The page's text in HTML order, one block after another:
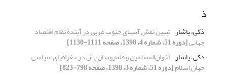
ذ
ذکی، یاشار تبیین نقش آسیای جنوب غربی در آیندۀ نظام اقتصاد
جهانی[دوره 51، شماره 4، 1398، صفحه 1111-1130]
ذکی، یاشار اخوان‌المسلمین و قلمروسازی آن در جغرافیای سیاسی
جهان اسلام[دوره 51، شماره 3، 1398، صفحه 798-823]